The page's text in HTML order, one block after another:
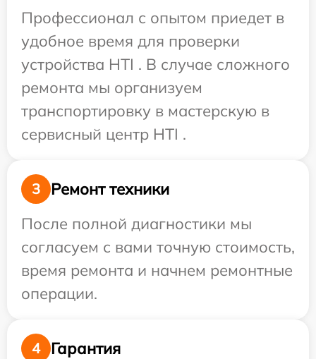
Профессионал с опытом приедет в
удобное время для проверки
устройства HTI . В случае сложного
ремонта мы организуем
транспортировку в мастерскую в
сервисный центр HTI .
3
Ремонт техники
После полной диагностики мы
согласуем с вами точную стоимость,
время ремонта и начнем ремонтные
операции.
4
Гарантия